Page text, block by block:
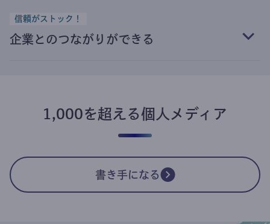
信頼がストック！
企業とのつながりができる
1,000を超える個人メディア
書き手になる